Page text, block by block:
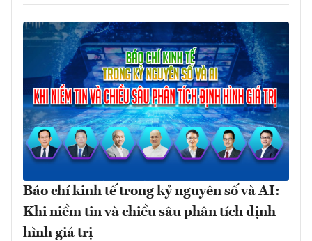
Báo chí kinh tế trong kỷ nguyên số và AI:
Khi niềm tin và chiều sâu phân tích định
hình giá trị